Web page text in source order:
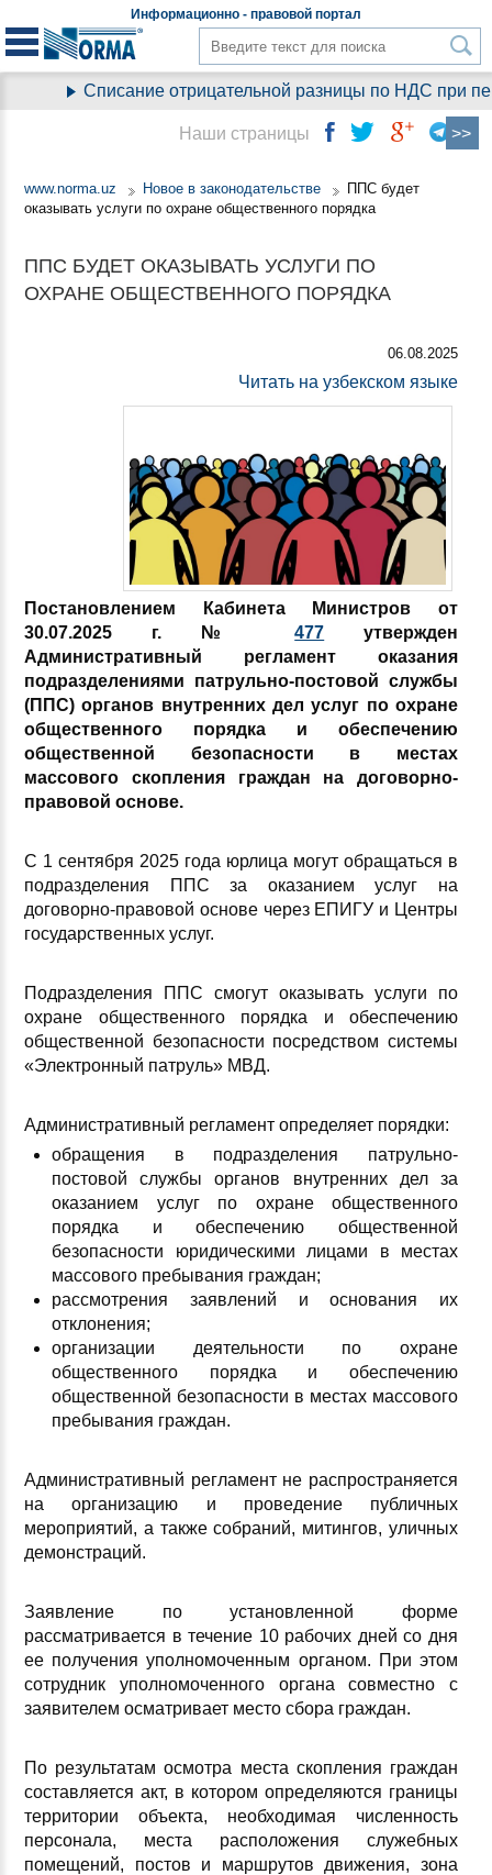
Информационно - правовой портал
Списание отрицательной разницы по НДС при
www.norma.uz Новое в законодательстве
ППС будет
оказывать услуги по охране общественного порядка
ППС БУДЕТ ОКАЗЫВАТЬ УСЛУГИ ПО
ОХРАНЕ ОБЩЕСТВЕННОГО ПОРЯДКА
06.08.2025
Читать на узбекском языке
Постановлением Кабинета Министров от
30.07.2025 г. №477 утвержден
Административный регламент оказания
подразделениями патрульно-постовой службы
(ППС) органов внутренних дел услуг по охране
общественного порядка и обеспечению
общественной безопасности в местах
массового скопления граждан на договорно-
правовой основе.
С 1 сентября 2025 года юрлица могут обращаться в
подразделения ППС за оказанием услуг на
договорно-правовой основе через ЕПИГУ и Центры
государственных услуг.
Подразделения ППС смогут оказывать услуги по
охране общественного порядка и обеспечению
общественной безопасности посредством системы
«Электронный патруль» МВД.
Административный регламент определяет порядки:
обращения в подразделения патрульно-
постовой службы органов внутренних дел за
оказанием услуг по охране общественного
порядка и обеспечению общественной
безопасности юридическими лицами в местах
массового пребывания граждан;
рассмотрения заявлений и основания их
отклонения;
организации деятельности по охране
общественного порядка и обеспечению
общественной безопасности в местах массового
пребывания граждан.
Административный регламент не распространяется
на организацию и проведение публичных
мероприятий, а также собраний, митингов, уличных
демонстраций.
Заявление по установленной форме
рассматривается в течение 10 рабочих дней со дня
ее получения уполномоченным органом. При этом
сотрудник уполномоченного органа совместно с
заявителем осматривает место сбора граждан.
По результатам осмотра места скопления граждан
составляется акт, в котором определяются границы
территории объекта, необходимая численность
персонала, места расположения служебных
помещений, постов и маршрутов движения, зона
Наши страницы